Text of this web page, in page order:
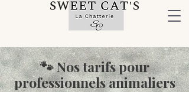
🐾 Nos tarifs pour
professionnels animaliers